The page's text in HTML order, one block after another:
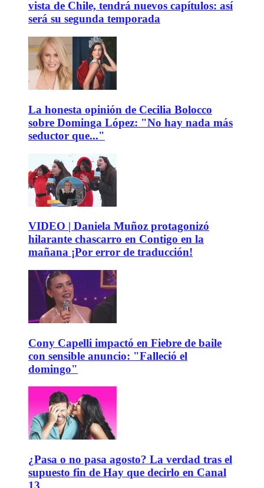
vista de Chile, tendrá nuevos capítulos: así
será su segunda temporada
La honesta opinión de Cecilia Bolocco
sobre Dominga López: "No hay nada más
seductor que..."
VIDEO | Daniela Muñoz protagonizó
hilarante chascarro en Contigo en la
mañana ¡Por error de traducción!
Cony Capelli impactó en Fiebre de baile
con sensible anuncio: "Falleció el
domingo"
¿Pasa o no pasa agosto? La verdad tras el
supuesto fin de Hay que decirlo en Canal
13